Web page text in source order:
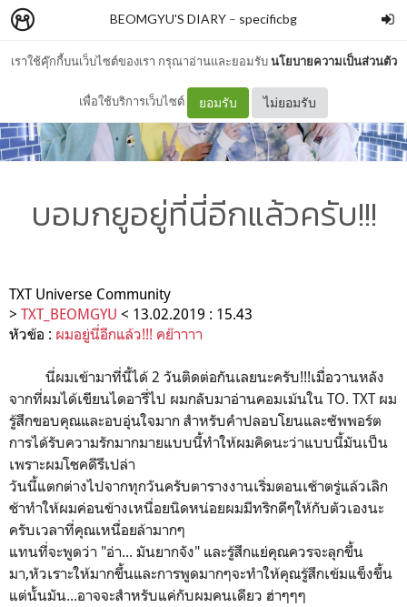
เราใช้คุ๊กกี้บนเว็บไซต์ของเรา กรุณาอ่านและยอมรับนโยบายความเป็นส่วนตัว
เพื่อใช้บริการเว็บไซต์ ยอมรับ ไม่ยอมรับ
BEOMGYU'S DIARY – specificbg
บอมกยูอยู่ที่นี่อีกแล้วครับ!!!
TXT Universe Community
> TXT_BEOMGYU < 13.02.2019 : 15.43
หัวข้อ : ผมอยู่นี่อีกแล้ว!!! คย๊าาาา
นี่ผมเข้ามาที่นี้ได้ 2 วันติดต่อกันเลยนะครับ!!!เมื่อวานหลัง
จากที่ผมได้เขียนไดอารี่ไป ผมกลับมาอ่านคอมเม้นใน TO. TXT ผม
รู้สึกขอบคุณและอบอุ่นใจมาก สำหรับคำปลอบโยนและซัพพอร์ต
การได้รับความรักมากมายแบบนี้ทำให้ผมคิดนะว่าแบบนี้มันเป็น
เพราะผมโชคดีรึเปล่า
วันนี้แตกต่างไปจากทุกวันครับตารางงานเริ่มตอนเช้าตรู่แล้วเลิก
ช้าทำให้ผมค่อนข้างเหนื่อยนิดหน่อยผมมีทริกดีๆให้กับตัวเองนะ
ครับเวลาที่คุณเหนื่อยล้ามากๆ
แทนที่จะพูดว่า "อ่า... มันยากจัง" และรู้สึกแย่คุณควรจะลุกขึ้น
มา,หัวเราะให้มากขึ้นและการพูดมากๆจะทำให้คุณรู้สึกเข้มแข็งขึ้น
แต่นั้นมัน...อาจจะสำหรับแค่กับผมคนเดียว ฮ่าๆๆๆ